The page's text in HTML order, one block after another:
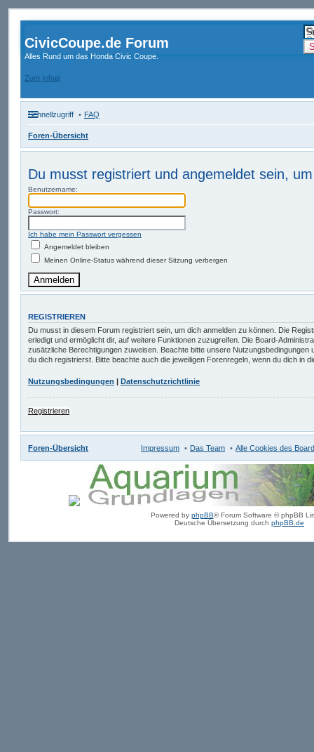
CivicCoupe.de Forum
Alles Rund um das Honda Civic Coupe.
Zum Inhalt
Schnellzugriff FAQ
Foren-Übersicht
Du musst registriert und angemeldet sein,
Benutzername:
Passwort:
Ich habe mein Passwort vergessen
Angemeldet bleiben
Meinen Online-Status während dieser Sitzung verbergen
REGISTRIEREN
Du musst in diesem Forum registriert sein, um dich anmelden zu können. Die
erledigt und ermöglicht dir, auf weitere Funktionen zuzugreifen. Die Board-
zusätzliche Berechtigungen zuweisen. Beachte bitte unsere Nutzungsbedingungen
du dich registrierst. Bitte beachte auch die jeweiligen Forenregeln, wenn du dich in
Nutzungsbedingungen | Datenschutzrichtlinie
Registrieren
Foren-Übersicht Alle Cookies des
Das Team
Impressum
Powered by phpBB® Forum Software © phpBB
Deutsche Übersetzung durch phpBB.de